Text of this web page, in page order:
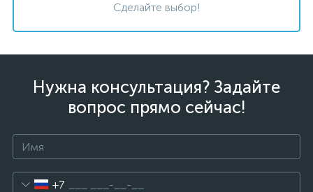
Сделайте выбор!
Нужна консультация? Задайте
вопрос прямо сейчас!
+7